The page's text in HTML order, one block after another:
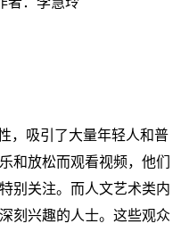
，吸引了大量年轻人和普
和放松而观看视频，他们
别关注。而人文艺术类内
刻兴趣的人士。这些观众